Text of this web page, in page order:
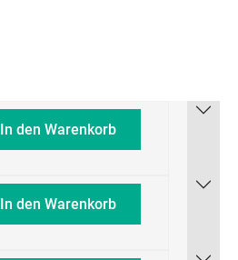
In den Warenkorb
In den Warenkorb